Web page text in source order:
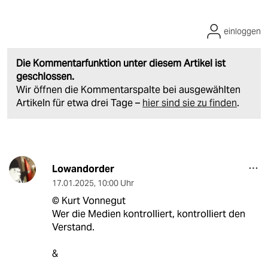
Die Kommentarfunktion unter diesem Artikel ist
geschlossen.
Wir öffnen die Kommentarspalte bei ausgewählten
Artikeln für etwa drei Tage – hier sind sie zu finden.
einloggen
Lowandorder
17.01.2025, 10:00 Uhr
©️ Kurt Vonnegut
Wer die Medien kontrolliert, kontrolliert den
Verstand.
&